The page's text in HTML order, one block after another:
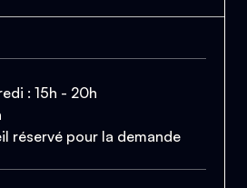
: 15h - 20h
réservé pour la demande